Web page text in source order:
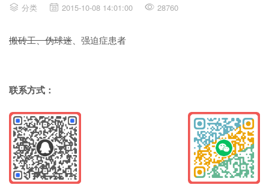
分类 2015-10-08 14:01:00 28760
搬砖工、伪球迷 、强迫症患者
联系方式：